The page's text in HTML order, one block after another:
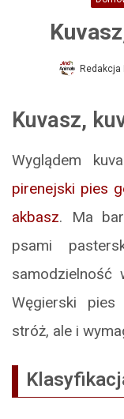
Redakcja
Kuvasz,
Wyglądem
pirenejski pies
akbasz. Ma
psami
samodzielność
Węgierski
stróż, ale i